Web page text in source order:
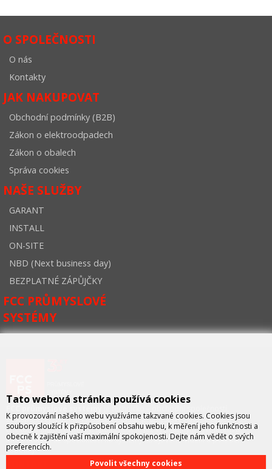
O SPOLEČNOSTI
O nás
Kontakty
JAK NAKUPOVAT
Obchodní podmínky (B2B)
Zákon o elektroodpadech
Zákon o obalech
Správa cookies
NAŠE SLUŽBY
GARANT
INSTALL
ON-SITE
NBD (Next business day)
BEZPLATNÉ ZÁPŮJČKY
FCC PRŮMYSLOVÉ
SYSTÉMY
je technicko – obchodní společností,
zastupující významné výrobce v oblasti průmyslové automatizace a
telekomunikační techniky. Společnost je též významným vývojářem a
integrátorem se specializací na systémy strojového vidění a pokročilé
robotiky.
Tato webová stránka používá cookies
K provozování našeho webu využíváme takzvané cookies. Cookies jsou
soubory sloužící k přizpůsobení obsahu webu, k měření jeho funkčnosti a
obecně k zajištění vaší maximální spokojenosti. Dejte nám vědět o svých
preferencích.
Povolit všechny cookies